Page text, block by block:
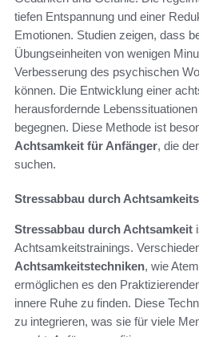
tiefen Entspannung und einer
Emotionen. Studien zeigen, dass
Übungseinheiten von wenigen
Verbesserung des psychischen
können. Die Entwicklung einer
herausfordernde
begegnen. Diese Methode ist
Achtsamkeit für Anfänger, die
suchen.
Stressabbau durch
Stressabbau durch Achtsamkeit
Achtsamkeitstrainings.
Achtsamkeitstechniken, wie
ermöglichen es den
innere Ruhe zu finden. Diese
zu integrieren, was sie für viele